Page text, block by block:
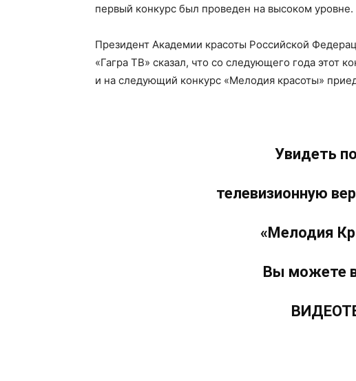
первый конкурс был проведен на высоком уровне.
Президент Академии красоты Российской
«Гагра ТВ» сказал, что со следующего года этот
и на следующий конкурс «Мелодия красоты»
Увидеть
телевизионную
«Мелодия
Вы можете